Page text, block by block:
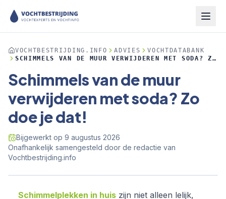
VOCHTBESTRIJDING.INFO ADVIES
VOCHTDATABANK
SCHIMMELS VAN DE MUUR VERWIJDEREN MET SODA? ZO
Schimmels van de muur
verwijderen met soda? Zo
doe je dat!
Bijgewerkt op 9 augustus 2026·
Onafhankelijk samengesteld door de redactie van
Vochtbestrijding.info
Schimmelplekken in huis zijn niet alleen lelijk,